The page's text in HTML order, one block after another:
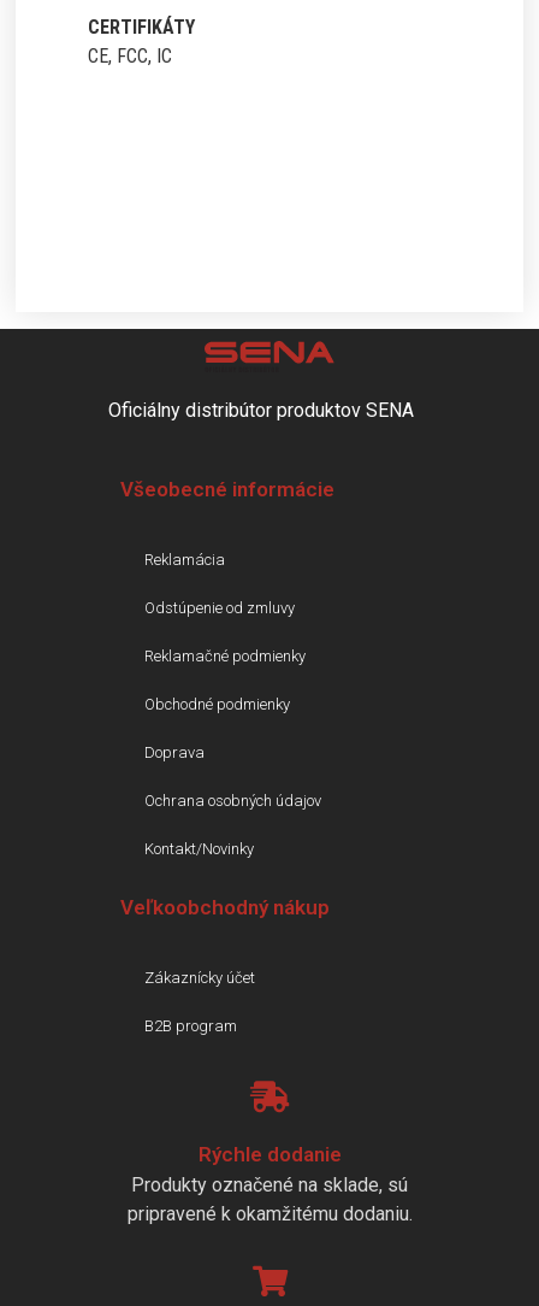
CERTIFIKÁTY
CE, FCC, IC
Oficiálny distribútor produktov SENA
Všeobecné informácie
Reklamácia
Odstúpenie od zmluvy
Reklamačné podmienky
Obchodné podmienky
Doprava
Ochrana osobných údajov
Kontakt/Novinky
Veľkoobchodný nákup
Zákaznícky účet
B2B program
Rýchle dodanie
Produkty označené na sklade, sú
pripravené k okamžitému dodaniu.